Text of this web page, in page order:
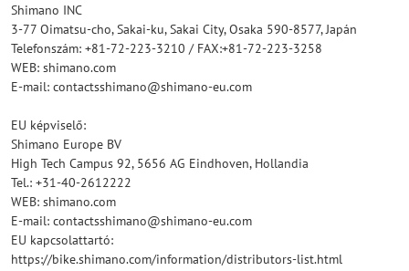
Shimano INC
3-77 Oimatsu-cho, Sakai-ku, Sakai City, Osaka 590-8577, Japán
Telefonszám: +81-72-223-3210 / FAX:+81-72-223-3258
WEB: shimano.com
E-mail: contactsshimano@shimano-eu.com
EU képviselő:
Shimano Europe BV
High Tech Campus 92, 5656 AG Eindhoven, Hollandia
Tel.: +31-40-2612222
WEB: shimano.com
E-mail: contactsshimano@shimano-eu.com
EU kapcsolattartó:
https://bike.shimano.com/information/distributors-list.html